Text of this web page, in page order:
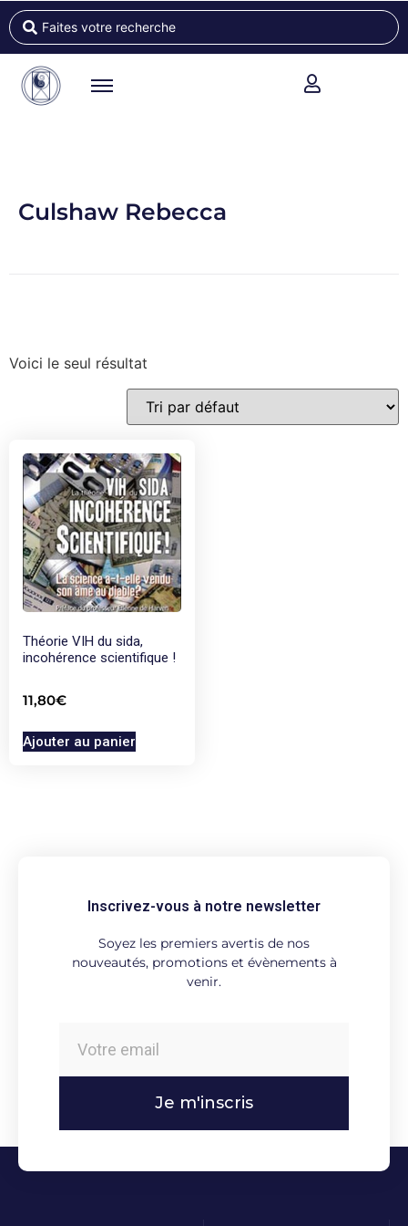
Culshaw Rebecca
Voici le seul résultat
Théorie VIH du sida,
incohérence scientifique !
11,80€
Ajouter au panier
Inscrivez-vous à notre newsletter
Soyez les premiers avertis de nos
nouveautés, promotions et évènements à
venir.
Je m'inscris